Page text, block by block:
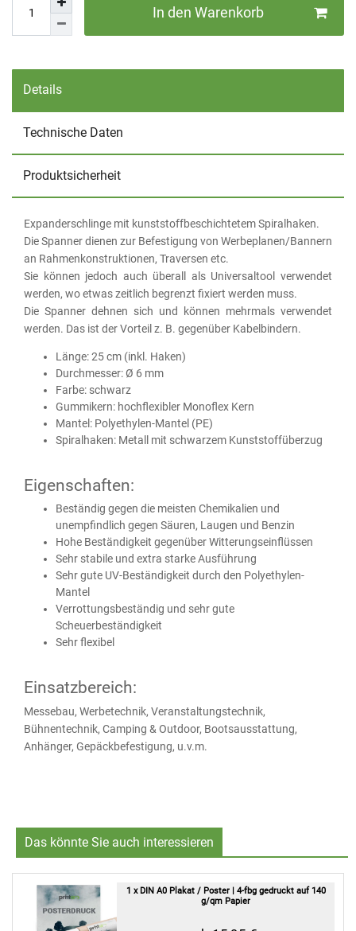
In den Warenkorb
Details
Technische Daten
Produktsicherheit
Expanderschlinge mit kunststoffbeschichtetem Spiralhaken.
Die Spanner dienen zur Befestigung von Werbeplanen/Bannern
an Rahmenkonstruktionen, Traversen etc.
Sie können jedoch auch überall als Universaltool verwendet
werden, wo etwas zeitlich begrenzt fixiert werden muss.
Die Spanner dehnen sich und können mehrmals verwendet
werden. Das ist der Vorteil z. B. gegenüber Kabelbindern.
Länge: 25 cm (inkl. Haken)
Durchmesser: Ø 6 mm
Farbe: schwarz
Gummikern: hochflexibler Monoflex Kern
Mantel: Polyethylen-Mantel (PE)
Spiralhaken: Metall mit schwarzem Kunststoffüberzug
Eigenschaften:
Beständig gegen die meisten Chemikalien und
unempfindlich gegen Säuren, Laugen und Benzin
Hohe Beständigkeit gegenüber Witterungseinflüssen
Sehr stabile und extra starke Ausführung
Sehr gute UV-Beständigkeit durch den Polyethylen-
Mantel
Verrottungsbeständig und sehr gute
Scheuerbeständigkeit
Sehr flexibel
Einsatzbereich:
Messebau, Werbetechnik, Veranstaltungstechnik,
Bühnentechnik, Camping & Outdoor, Bootsausstattung,
Anhänger, Gepäckbefestigung, u.v.m.
Das könnte Sie auch interessieren
1 x DIN A0 Plakat / Poster | 4-fbg gedruckt auf 140
g/qm Papier